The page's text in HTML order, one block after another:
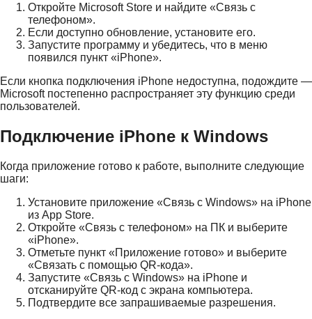
Откройте Microsoft Store и найдите «Связь с
телефоном».
Если доступно обновление, установите его.
Запустите программу и убедитесь, что в меню
появился пункт «iPhone».
Если кнопка подключения iPhone недоступна, подождите —
Microsoft постепенно распространяет эту функцию среди
пользователей.
Подключение iPhone к Windows
Когда приложение готово к работе, выполните следующие
шаги:
Установите приложение «Связь с Windows» на iPhone
из App Store.
Откройте «Связь с телефоном» на ПК и выберите
«iPhone».
Отметьте пункт «Приложение готово» и выберите
«Связать с помощью QR-кода».
Запустите «Связь с Windows» на iPhone и
отсканируйте QR-код с экрана компьютера.
Подтвердите все запрашиваемые разрешения.